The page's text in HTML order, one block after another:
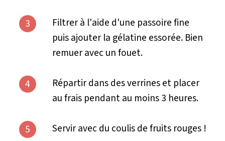
3
Filtrer à l'aide d'une passoire fine
puis ajouter la gélatine essorée. Bien
remuer avec un fouet.
4
Répartir dans des verrines et placer
au frais pendant au moins 3 heures.
5 Servir avec du coulis de fruits rouges !